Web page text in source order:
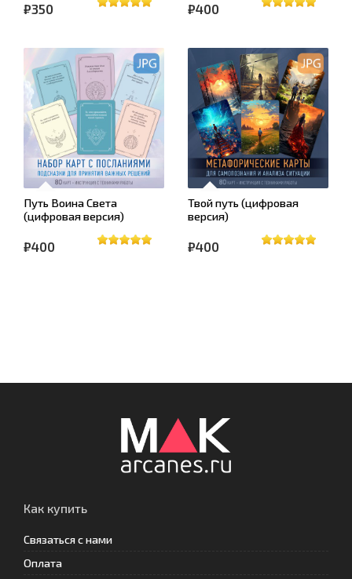
₽350 ₽400
Путь Воина Света
(цифровая версия)
₽400
Твой путь (цифровая
версия)
₽400
Как купить
Связаться с нами
Оплата